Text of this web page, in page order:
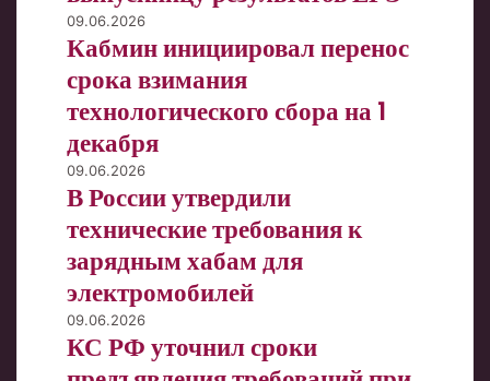
было
не
выпускницу
результатов
Кабмин
инициировал
срока
взимания
технологического
сбора
на
1
декабря
09.06.2026
Кабмин инициировал перенос
срока взимания
технологического сбора на 1
декабря
В
России
технические
требования
к
зарядным
хабам
для
электромобилей
09.06.2026
В России утвердили
технические требования к
зарядным хабам для
электромобилей
КС
РФ
09.06.2026
КС РФ уточнил сроки